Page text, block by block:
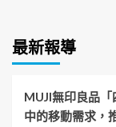
最新報導
MUJI無印良品
中的移動需求，